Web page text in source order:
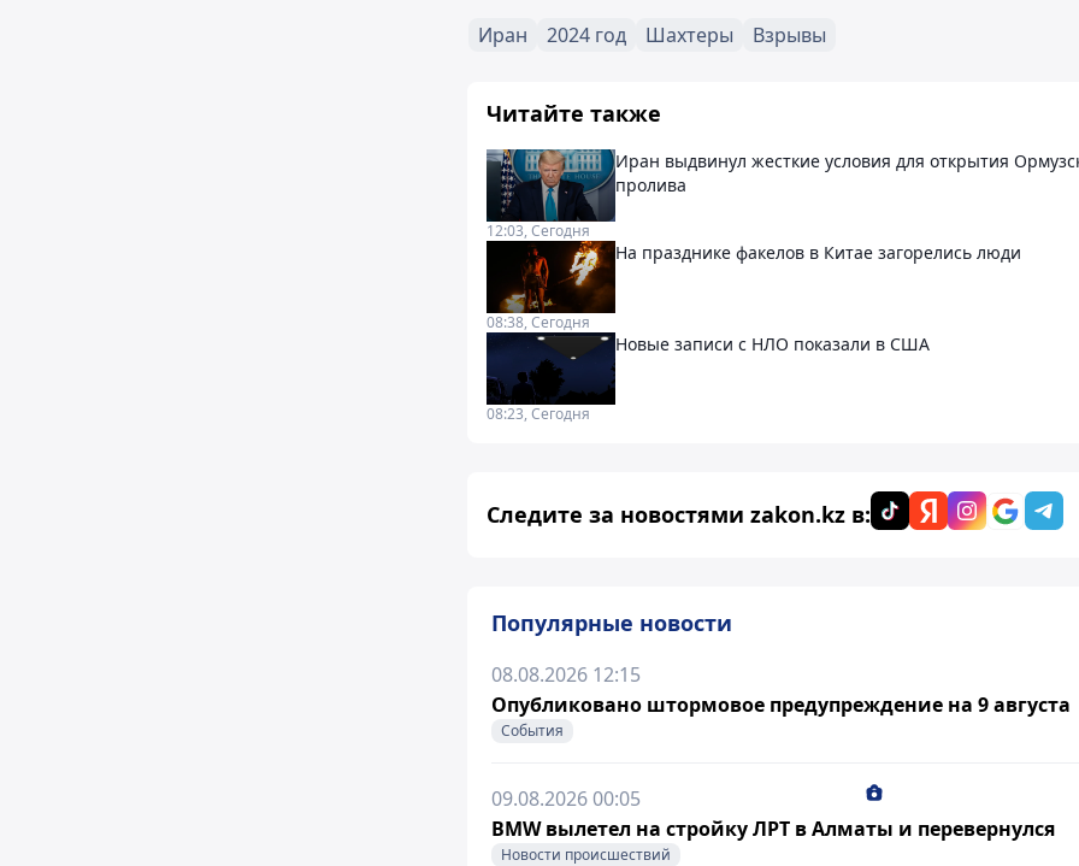
Иран 2024 год Шахтеры Взрывы
Читайте также
Иран выдвинул жесткие условия для открытия
пролива
12:03, Сегодня
На празднике факелов в Китае загорелись люди
08:38, Сегодня
Новые записи с НЛО показали в США
08:23, Сегодня
Следите за новостями zakon.kz в:
Популярные новости
08.08.2026 12:15
Опубликовано штормовое предупреждение на 9 августа
События
09.08.2026 00:05
BMW вылетел на стройку ЛРТ в Алматы и перевернулся
Новости происшествий